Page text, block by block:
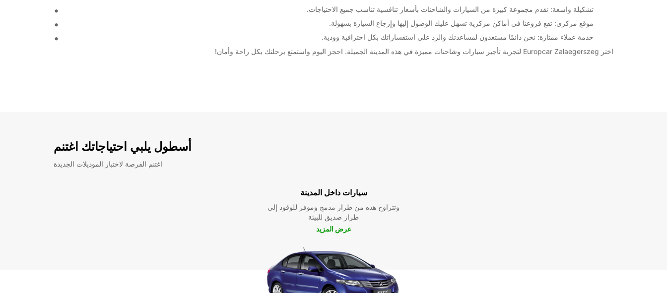
تشكيلة واسعة: نقدم مجموعة كبيرة من السيارات والشاحنات بأسعار تنافسية تناسب جميع الاحتياجات.
موقع مركزي: تقع فروعنا في أماكن مركزية تسهل عليك الوصول إليها وإرجاع السيارة بسهولة.
خدمة عملاء ممتازة: نحن دائمًا مستعدون لمساعدتك والرد على استفساراتك بكل احترافية وودية.
اختر Europcar Zalaegerszeg لتجربة تأجير سيارات وشاحنات مميزة في هذه المدينة الجميلة. احجز اليوم واستمتع برحلتك بكل راحة وأمان!
أسطول يلبي احتياجاتك اغتنم
اغتنم الفرصة لاختبار الموديلات الجديدة
سيارات داخل المدينة
وتتراوح هذه من طراز مدمج وموفر للوقود إلى
طراز صديق للبيئة
عرض المزيد